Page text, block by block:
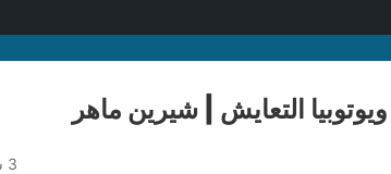
ويوتوبيا التعايش | شيرين ماهر
3 سنوات ago